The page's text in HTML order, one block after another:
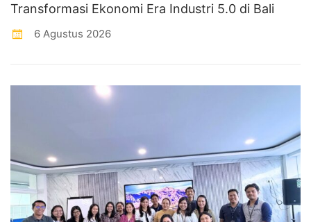
Transformasi Ekonomi Era Industri 5.0 di Bali
6 Agustus 2026